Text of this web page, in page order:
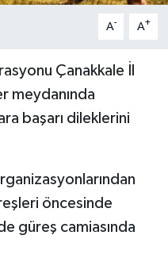
A- A+
Çanakkale İl
meydanında
başarı dileklerini
öncesinde
güreş camiasında